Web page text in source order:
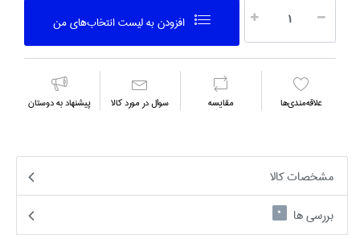
افزودن به ليست انتخاب‌هاي من
علاقه‌مندي‌ها مقايسه سوال در مورد كالا پیشنهاد به دوستان
مشخصات کالا
بررسی ها
0